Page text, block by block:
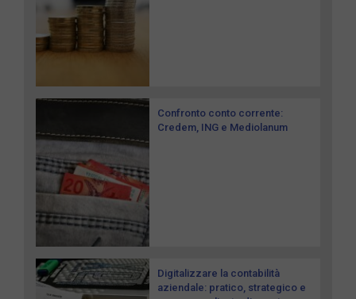
Confronto conto corrente:
Credem, ING e Mediolanum
Digitalizzare la contabilità
aziendale: pratico, strategico e